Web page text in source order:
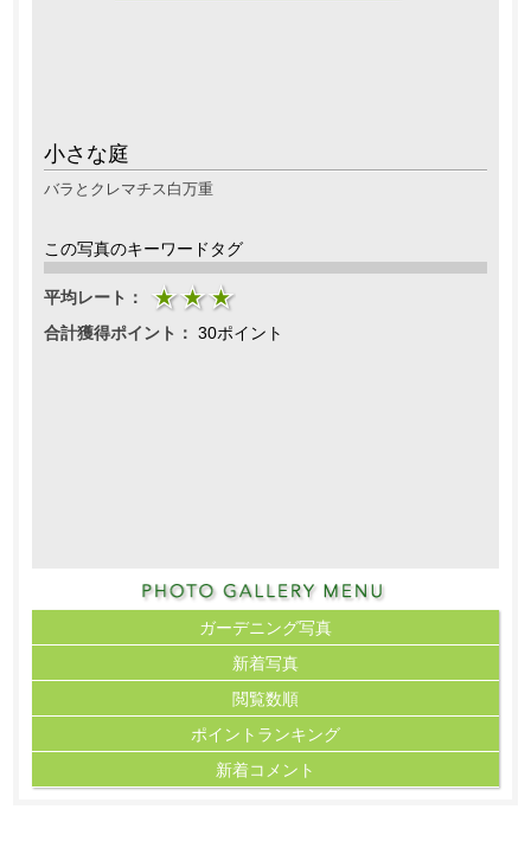
小さな庭
バラとクレマチス白万重
この写真のキーワードタグ
平均レート：
合計獲得ポイント： 30ポイント
ガーデニング写真
新着写真
閲覧数順
ポイント ランキング
新着コメント